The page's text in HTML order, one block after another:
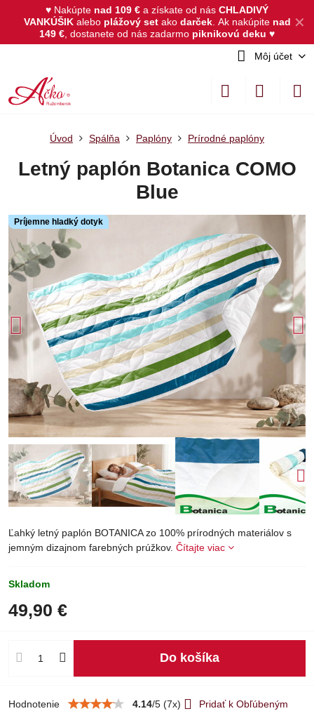
✕
♥ Nakúpte nad 109 € a získate od nás CHLADIVÝ
VANKÚŠIKalebo plážový set akodarček. Ak nakúpite nad
149 € , dostanete od nás zadarmo piknikovú deku ♥
Môj účet
Príjemne hladký dotyk
Úvod Spálňa Paplóny Prírodné paplóny
Letný paplón Botanica COMO
Blue
Ľahký letný paplón BOTANICA zo 100% prírodných materiálov s
jemným dizajnom farebných prúžkov. Čítajte viac
Skladom
49,90 €
Do košíka
Hodnotenie 4.14/5 (7x)
Pridať k Obľúbeným